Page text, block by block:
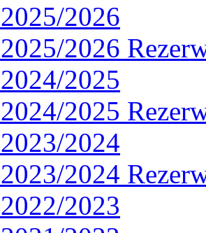
2026
2026
2025
2025
2024
2024
2023